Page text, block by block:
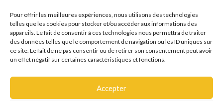
Pour offrir les meilleures expériences, nous utilisons des technologies
telles que les cookies pour stocker et/ou accéder aux informations des
appareils. Le fait de consentir à ces technologies nous permettra de traiter
des données telles que le comportement de navigation ou les ID uniques sur
ce site. Le fait de ne pas consentir ou de retirer son consentement peut avoir
un effet négatif sur certaines caractéristiques et fonctions.
Accepter
Connexion
Flux des publications
Flux des commentaires
Site de WordPress-FR